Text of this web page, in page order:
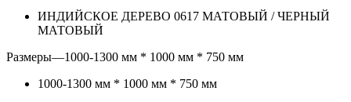
ИНДИЙСКОЕ ДЕРЕВО 0617 МАТОВЫЙ / ЧЕРНЫЙ
МАТОВЫЙ
Размеры—1000-1300 мм * 1000 мм * 750 мм
1000-1300 мм * 1000 мм * 750 мм